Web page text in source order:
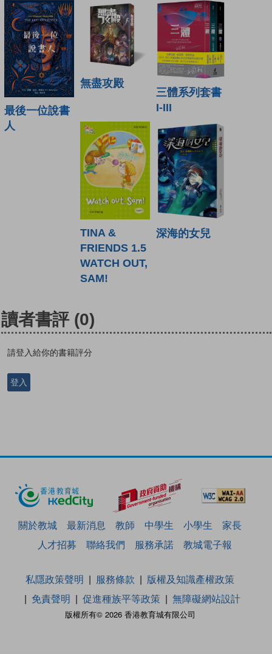
最後一位說書
人
無盡攻殿
三體系列套書
I-III
TINA &
FRIENDS 1.5
WATCH OUT,
SAM!
深海的女兒
讀者書評 (0)
請登入給你的書籍評分
登入
關於教城 最新消息 教師 中學生 小學生
家長
人才招募
聯絡我們 服務承諾 教城電子報
版權所有© 2026 香港教育城有限公司
私隱政策聲明 服務條款
版權及知識產權政策
免責聲明
促進種族平等政策 無障礙網站設計